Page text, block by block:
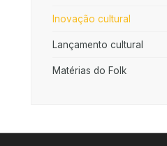
Inovação cultural
Lançamento cultural
Matérias do Folk